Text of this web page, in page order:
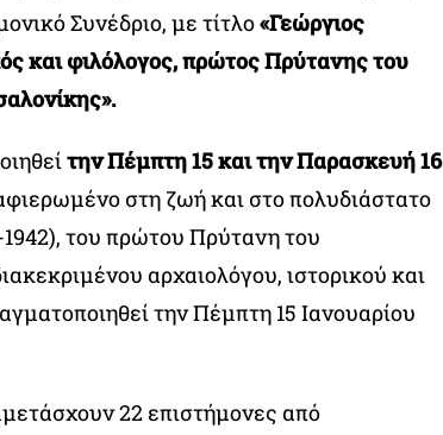
Συνέδριο, με τίτλο«Γεώργιος
και φιλόλογος, πρώτος Πρύτανης του
την Πέμπτη 15 και την Παρασκευή 16
στη ζωή και στο πολυδιάστατο
του πρώτου Πρύτανη του
αρχαιολόγου, ιστορικού και
την Πέμπτη 15 Ιανουαρίου
22 επιστήμονες από